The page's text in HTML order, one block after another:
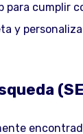
para cumplir
y